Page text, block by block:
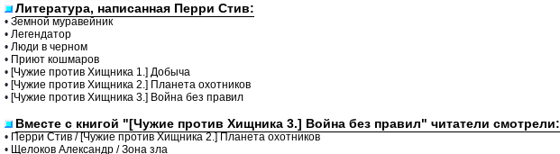
Литература, написанная Перри Стив:
• Земной муравейник
• Легендатор
• Люди в черном
• Приют кошмаров
• [Чужие против Хищника 1.] Добыча
• [Чужие против Хищника 2.] Планета охотников
• [Чужие против Хищника 3.] Война без правил
Вместе с книгой "[Чужие против Хищника 3.] Война без правил" читатели смотрели:
• Перри Стив / [Чужие против Хищника 2.] Планета охотников
• Щелоков Александр / Зона зла